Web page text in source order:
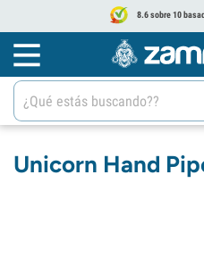
8.6 sobre 10
Unicorn Hand